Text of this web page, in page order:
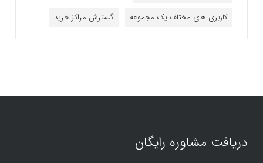
کاربری های مختلف یک مجموعه
گسترش مراکز خرید
دریافت مشاوره رایگان